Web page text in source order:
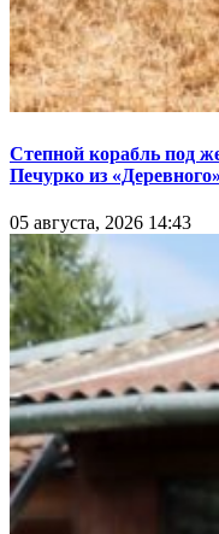
Степной корабль под
Печурко из
05 августа, 2026 14:43